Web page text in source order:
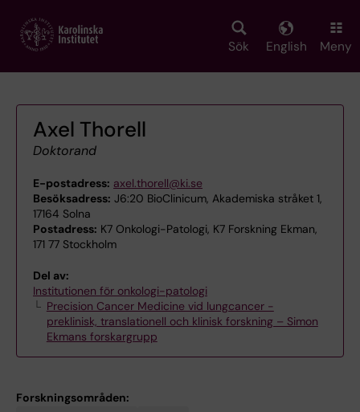
main
Sök English Meny
Axel Thorell
Doktorand
E-postadress: axel.thorell@ki.se
Besöksadress: J6:20 BioClinicum, Akademiska stråket 1,
17164 Solna
Postadress: K7 Onkologi-Patologi, K7 Forskning Ekman,
171 77 Stockholm
Del av:
Institutionen för onkologi-patologi
Precision Cancer Medicine vid lungcancer -
preklinisk, translationell och klinisk forskning – Simon
Ekmans forskargrupp
Forskningsområden: